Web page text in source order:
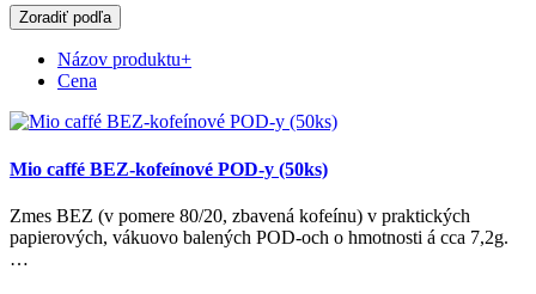
Zoradiť podľa
Názov produktu+
Cena
Mio caffé BEZ-kofeínové POD-y (50ks)
Zmes BEZ (v pomere 80/20, zbavená kofeínu) v praktických
papierových, vákuovo balených POD-och o hmotnosti á cca 7,2g.
…